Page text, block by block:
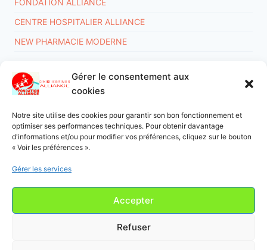
Gérer le consentement aux
cookies
Notre site utilise des cookies pour garantir son bon fonctionnement et
optimiser ses performances techniques. Pour obtenir davantage
d'informations et/ou pour modifier vos préférences, cliquez sur le bouton
« Voir les préférences ».
Gérer les services
Accepter
Refuser
FONDATION ALLIANCE
CENTRE HOSPITALIER ALLIANCE
NEW PHARMACIE MODERNE
Conditions générales
Déclaration de confidentialité
Politique de cookies (UE)
ARTICLES RÉCENTS :
Joseph de Masangi
Le Conseil d’Administration, remercie Mr le journaliste de
mai 13, 2026
Planification, 2020 avril 19, 2024